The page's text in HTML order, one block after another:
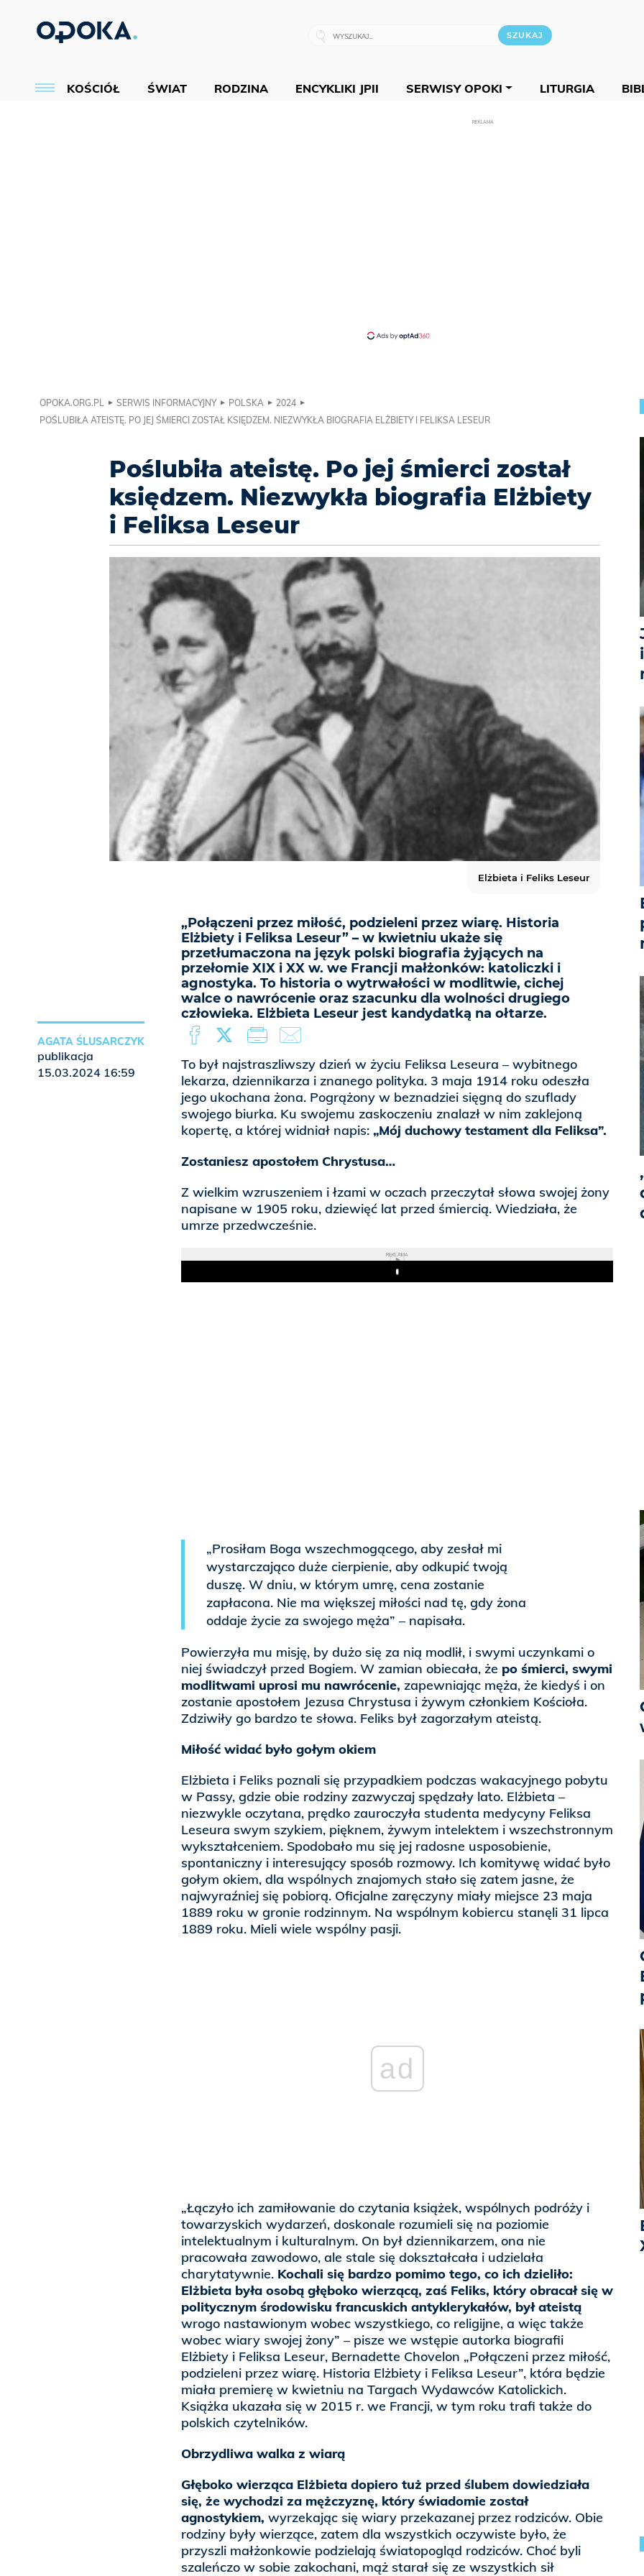
KOŚCIÓŁ ŚWIAT RODZINA ENCYKLIKI JPII SERWISY OPOKI LITURGIA
REKLAMA
OPOKA.ORG.PL SERWIS INFORMACYJNY POLSKA
2024
POŚLUBIŁA ATEISTĘ. PO JEJ ŚMIERCI ZOSTAŁ KSIĘDZEM. NIEZWYKŁA BIOGRAFIA ELŻBIETY I FELIKSA LESEUR
Poślubiła ateistę. Po jej śmierci został
księdzem. Niezwykła biografia Elżbiety
i Feliksa Leseur
„Połączeni przez miłość, podzieleni przez wiarę. Historia
Elżbiety i Feliksa Leseur” – w kwietniu ukaże się
przetłumaczona na język polski biografia żyjących na
przełomie XIX i XX w. we Francji małżonków: katoliczki i
agnostyka. To historia o wytrwałości w modlitwie, cichej
walce o nawrócenie oraz szacunku dla wolności drugiego
człowieka. Elżbieta Leseur jest kandydatką na ołtarze.
Elżbieta i Feliks Leseur
To był najstraszliwszy dzień w życiu Feliksa Leseura – wybitnego
lekarza, dziennikarza i znanego polityka. 3 maja 1914 roku odeszła
jego ukochana żona. Pogrążony w beznadziei sięgną do szuflady
swojego biurka. Ku swojemu zaskoczeniu znalazł w nim zaklejoną
kopertę, a której widniał napis: „Mój duchowy testament dla Feliksa”.
Zostaniesz apostołem Chrystusa…
Z wielkim wzruszeniem i łzami w oczach przeczytał słowa swojej żony
napisane w 1905 roku, dziewięć lat przed śmiercią. Wiedziała, że
umrze przedwcześnie.
REKLAMA
Play
„Prosiłam Boga wszechmogącego, aby zesłał mi
wystarczająco duże cierpienie, aby odkupić twoją
duszę. W dniu, w którym umrę, cena zostanie
zapłacona. Nie ma większej miłości nad tę, gdy żona
oddaje życie za swojego męża” – napisała.
Powierzyła mu misję, by dużo się za nią modlił, i swymi uczynkami o
niej świadczył przed Bogiem. W zamian obiecała, że po śmierci, swymi
modlitwami uprosi mu nawrócenie, zapewniając męża, że kiedyś i on
zostanie apostołem Jezusa Chrystusa i żywym członkiem Kościoła.
Zdziwiły go bardzo te słowa. Feliks był zagorzałym ateistą.
Miłość widać było gołym okiem
Elżbieta i Feliks poznali się przypadkiem podczas wakacyjnego pobytu
w Passy, gdzie obie rodziny zazwyczaj spędzały lato. Elżbieta –
niezwykle oczytana, prędko zauroczyła studenta medycyny Feliksa
Leseura swym szykiem, pięknem, żywym intelektem i wszechstronnym
wykształceniem. Spodobało mu się jej radosne usposobienie,
spontaniczny i interesujący sposób rozmowy. Ich komitywę widać było
gołym okiem, dla wspólnych znajomych stało się zatem jasne, że
najwyraźniej się pobiorą. Oficjalne zaręczyny miały miejsce 23 maja
1889 roku w gronie rodzinnym. Na wspólnym kobiercu stanęli 31 lipca
1889 roku. Mieli wiele wspólny pasji.
ad
„Łączyło ich zamiłowanie do czytania książek, wspólnych podróży i
towarzyskich wydarzeń, doskonale rozumieli się na poziomie
intelektualnym i kulturalnym. On był dziennikarzem, ona nie
pracowała zawodowo, ale stale się dokształcała i udzielała
charytatywnie. Kochali się bardzo pomimo tego, co ich dzieliło:
Elżbieta była osobą głęboko wierzącą, zaś Feliks, który obracał się w
politycznym środowisku francuskich antyklerykałów, był ateistą
wrogo nastawionym wobec wszystkiego, co religijne, a więc także
wobec wiary swojej żony” – pisze we wstępie autorka biografii
Elżbiety i Feliksa Leseur, Bernadette Chovelon „Połączeni przez miłość,
podzieleni przez wiarę. Historia Elżbiety i Feliksa Leseur”, która będzie
miała premierę w kwietniu na Targach Wydawców Katolickich.
Książka ukazała się w 2015 r. we Francji, w tym roku trafi także do
polskich czytelników.
Obrzydliwa walka z wiarą
Głęboko wierząca Elżbieta dopiero tuż przed ślubem dowiedziała
się, że wychodzi za mężczyznę, który świadomie został
agnostykiem, wyrzekając się wiary przekazanej przez rodziców. Obie
rodziny były wierzące, zatem dla wszystkich oczywiste było, że
przyszli małżonkowie podzielają światopogląd rodziców. Choć byli
szaleńczo w sobie zakochani, mąż starał się ze wszystkich sił
AGATA ŚLUSARCZYK
publikacja
15.03.2024 16:59